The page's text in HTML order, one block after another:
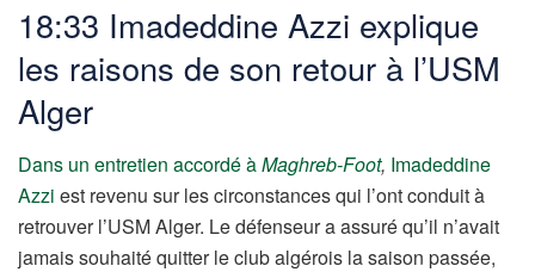
18:33 Imadeddine Azzi explique
les raisons de son retour à l’USM
Alger
Dans un entretien accordé àMaghreb-Foot, Imadeddine
Azzi est revenu sur les circonstances qui l’ont conduit à
retrouver l’USM Alger. Le défenseur a assuré qu’il n’avait
jamais souhaité quitter le club algérois la saison passée,